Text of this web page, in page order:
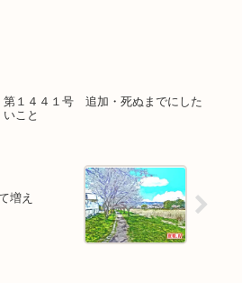
第１４４１号 追加・死ぬまでにした
いこと
増え